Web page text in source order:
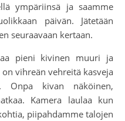
ympäriinsä ja saamme
päivän. Jätetään
seuraavaan kertaan.
pieni kivinen muuri ja
vihreän vehreitä kasveja
Onpa kivan näköinen,
Kamera laulaa kun
piipahdamme talojen